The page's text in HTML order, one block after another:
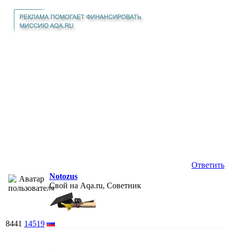
Ответить
Notozus
Свой на Aqa.ru, Советник
8441 14519